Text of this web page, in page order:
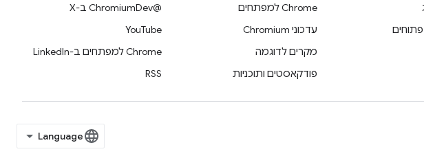
Chrome למפתחים
עדכוני Chromium
מקרים לדוגמה
פודקאסטים ותוכניות
@ChromiumDev ב-X
YouTube
Chrome למפתחים ב-LinkedIn
RSS